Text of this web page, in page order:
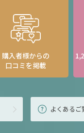
購入者様からの
口コミを掲載
よくあるご